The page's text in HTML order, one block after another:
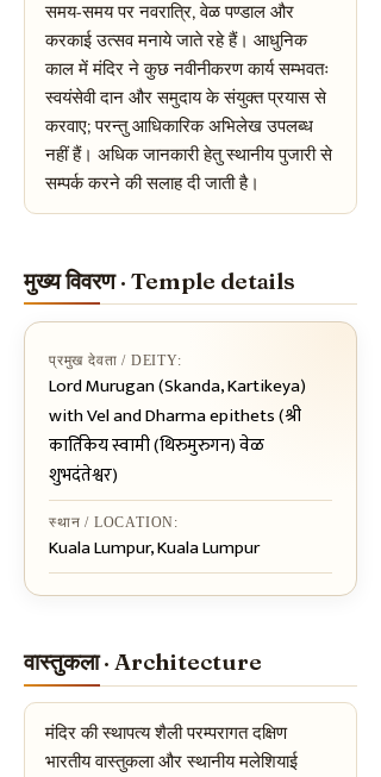
समय-समय पर नवरात्रि, वेळ पण्डाल और
करकाई उत्सव मनाये जाते रहे हैं। आधुनिक
काल में मंदिर ने कुछ नवीनीकरण कार्य सम्भवतः
स्वयंसेवी दान और समुदाय के संयुक्त प्रयास से
करवाए; परन्तु आधिकारिक अभिलेख उपलब्ध
नहीं हैं। अधिक जानकारी हेतु स्थानीय पुजारी से
सम्पर्क करने की सलाह दी जाती है।
मुख्य विवरण · Temple details
प्रमुख देवता / DEITY:
Lord Murugan (Skanda, Kartikeya)
with Vel and Dharma epithets (श्री
कार्तिकेय स्वामी (थिरुमुरुगन) वेळ
शुभदंतेश्वर)
स्थान / LOCATION:
Kuala Lumpur, Kuala Lumpur
वास्तुकला · Architecture
मंदिर की स्थापत्य शैली परम्परागत दक्षिण
भारतीय वास्तुकला और स्थानीय मलेशियाई